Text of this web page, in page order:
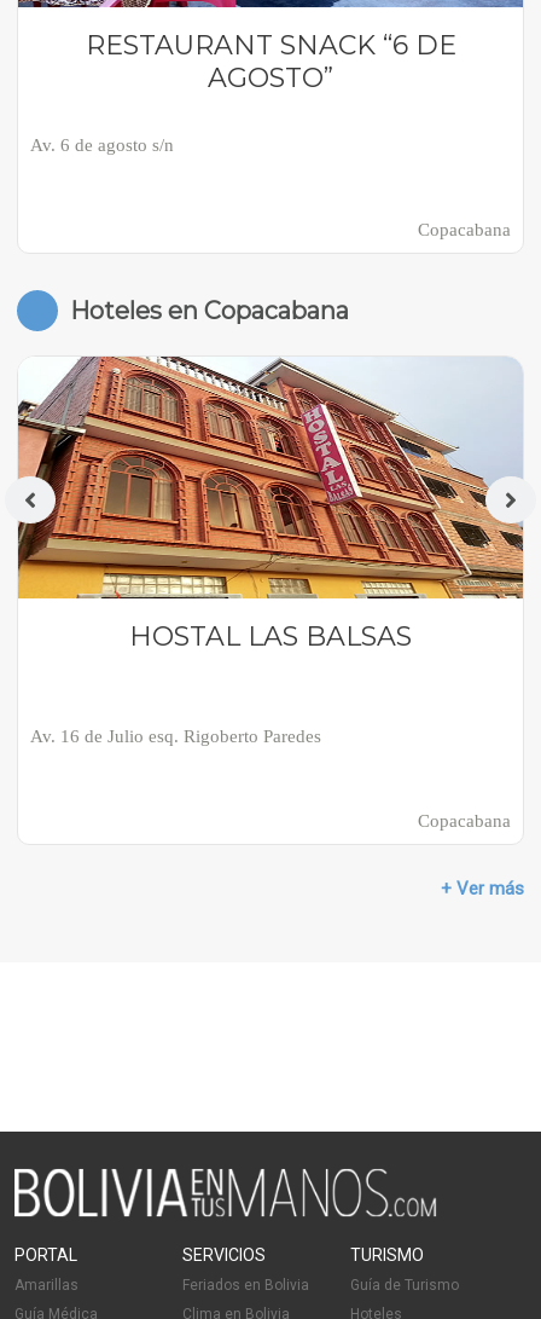
RESTAURANT SNACK “6 DE
AGOSTO”
Av. 6 de agosto s/n
Copacabana
Hoteles en Copacabana
HOSTAL LAS BALSAS
Av. 16 de Julio esq. Rigoberto Paredes
Copacabana
+ Ver más
PORTAL
Amarillas
Guía Médica
SERVICIOS
Feriados en Bolivia
Clima en Bolivia
TURISMO
Guía de Turismo
Hoteles